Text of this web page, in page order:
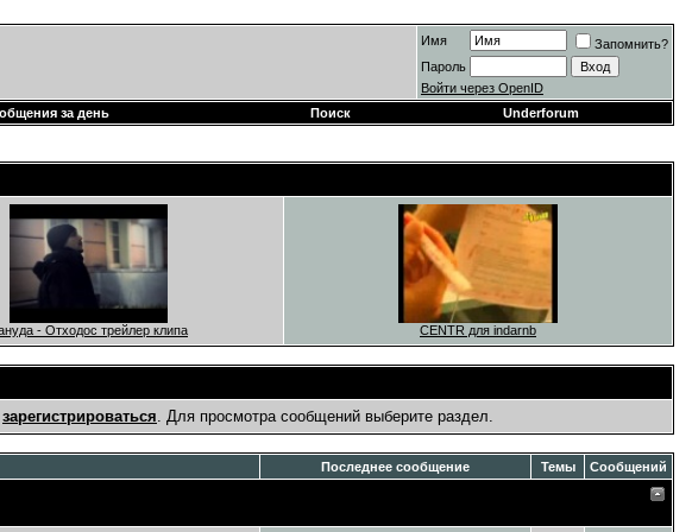
Имя
Запомнить?
Пароль
Войти через OpenID
за день Поиск Underforum
- Отходос трейлер клипа СENTR для indarnb
зарегистрироваться. Для просмотра сообщений выберите раздел.
Последнее сообщение Темы Сообщений